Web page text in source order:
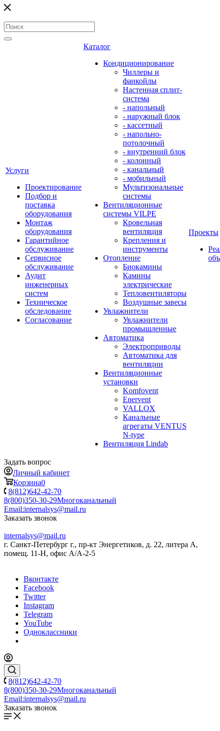
Услуги
Проектирование
Подбор и
поставка
оборудования
Монтаж
оборудования
Гарантийное
обслуживание
Сервисное
обслуживание
Аудит
инженерных
систем
Техническое
обследование
Согласование
Каталог
Кондиционирование
Чиллеры и
фанкойлы
Настенная сплит-
система
- напольный
- наружный блок
- кассетный
- напольно-
потолочный
- внутренний блок
- колонный
- канальный
- мобильный
Мультизональные
системы
Вентиляционные
системы VILPE
Кровельная
вентиляция
Крепления и
инструменты
Отопление
Биокамины
Камины
электрические
Тепловентиляторы
Воздушные завесы
Увлажнители
Увлажнители
промышленные
Автоматика
Электроприводы
Автоматика для
вентиляции
Вентиляционные
установки
Komfovent
Enervent
VALLOX
Канальные
агрегаты VENTUS
N-type
Вентиляция Lindab
Проекты
Задать вопрос
Личный кабинет
Корзина0
8(812)642-42-70
8(800)350-30-29Многоканальный
Email:internalsys@mail.ru
Заказать звонок
internalsys@mail.ru
г. Санкт-Петербург г., пр-кт Энергетиков, д. 22, литера А,
помещ. 11-Н, офис А/А-2-5
Вконтакте
Facebook
Twitter
Instagram
Telegram
YouTube
Одноклассники
8(812)642-42-70
8(800)350-30-29Многоканальный
Email:internalsys@mail.ru
Заказать звонок